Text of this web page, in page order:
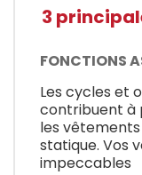
3
FONCTIONS
Les cycles et
contribuent à
les
statique. Vos
impeccables